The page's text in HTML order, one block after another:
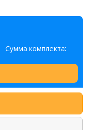
Сумма комплекта: